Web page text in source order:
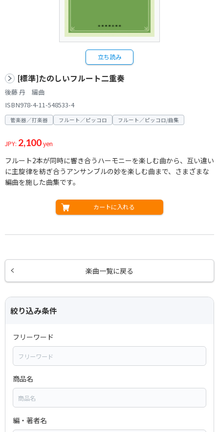
立ち読み
[標準]たのしいフルート二重奏
後藤 丹 編曲
ISBN978-4-11-548533-4
管楽器／打楽器 フルート／ピッコロ フルート／ピッコロ/曲集
JPY: 2,100yen
フルート2本が同時に響き合うハーモニーを楽しむ曲から、互い違い
に主旋律を紡ぎ合うアンサンブルの妙を楽しむ曲まで、さまざまな
編曲を施した曲集です。
カートに入れる
楽曲一覧に戻る
絞り込み条件
フリーワード
商品名
編・著者名